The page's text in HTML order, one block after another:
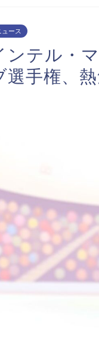
ュース
ンテル・
選手権、